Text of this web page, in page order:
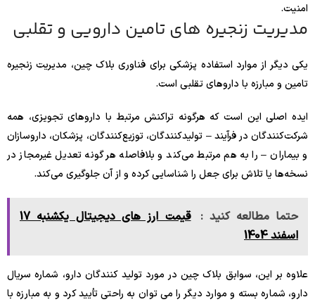
امنیت.
مدیریت زنجیره های تامین دارویی و تقلبی
یکی دیگر از موارد استفاده پزشکی برای فناوری بلاک چین، مدیریت زنجیره
تامین و مبارزه با داروهای تقلبی است.
ایده اصلی این است که هرگونه تراکنش مرتبط با داروهای تجویزی، همه
شرکت‌کنندگان در فرآیند – تولیدکنندگان، توزیع‌کنندگان، پزشکان، داروسازان
و بیماران – را به هم مرتبط می‌کند و بلافاصله هر گونه تعدیل غیرمجاز در
نسخه‌ها یا تلاش برای جعل را شناسایی کرده و از آن جلوگیری می‌کند.
حتما مطالعه کنید :
‌‏قیمت ارز های دیجیتال یکشنبه 17
اسفند 1404
علاوه بر این، سوابق بلاک چین در مورد تولید کنندگان دارو، شماره سریال
دارو، شماره بسته و موارد دیگر را می توان به راحتی تأیید کرد و به مبارزه با